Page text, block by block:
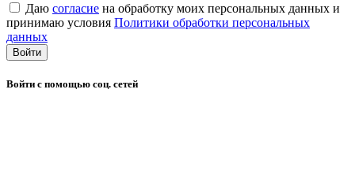
Даю согласие на обработку моих персональных данных и
принимаю условия Политики обработки персональных
данных
Войти
Войти с помощью соц. сетей